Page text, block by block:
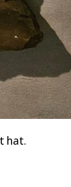
hat.